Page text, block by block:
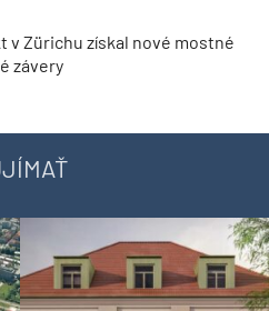
v Zürichu získal nové mostné
závery